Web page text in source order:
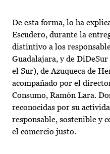
De esta forma, lo ha
Escudero, durante la
distintivo a los
Guadalajara, y de
el Sur), de Azuqueca de
acompañado por el
Consumo, Ramón Lara.
reconocidas por su
responsable, sostenible y
el comercio justo.